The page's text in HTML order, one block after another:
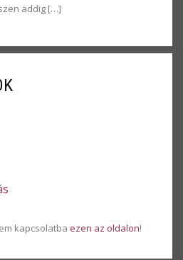
addig […]
kapcsolatba ezen az oldalon!